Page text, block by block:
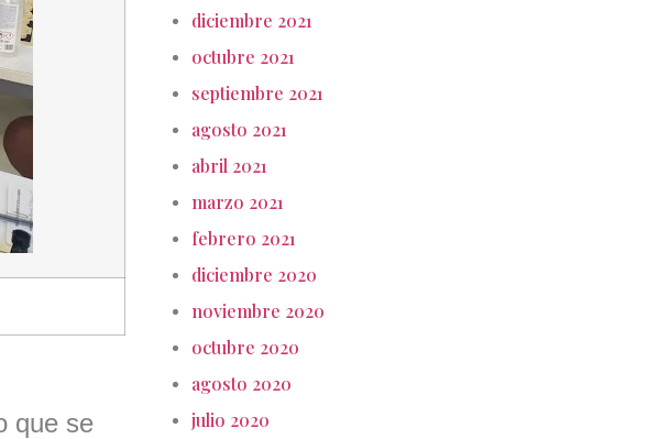
que se
diciembre 2021
octubre 2021
septiembre 2021
agosto 2021
abril 2021
marzo 2021
febrero 2021
diciembre 2020
noviembre 2020
octubre 2020
agosto 2020
julio 2020